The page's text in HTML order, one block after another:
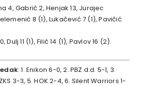
4, Gabrić 2, Henjak 13, Jurajec
8 (1), Lukačević 7 (1), Pavičić
Dulj 11 (1), Filić 14 (1), Pavlov 16 (2).
: 1. Enikon 6-0, 2. PBZ d.d. 5-1, 3.
3-3, 5. HOK 2-4, 6. Silent Warriors 1-